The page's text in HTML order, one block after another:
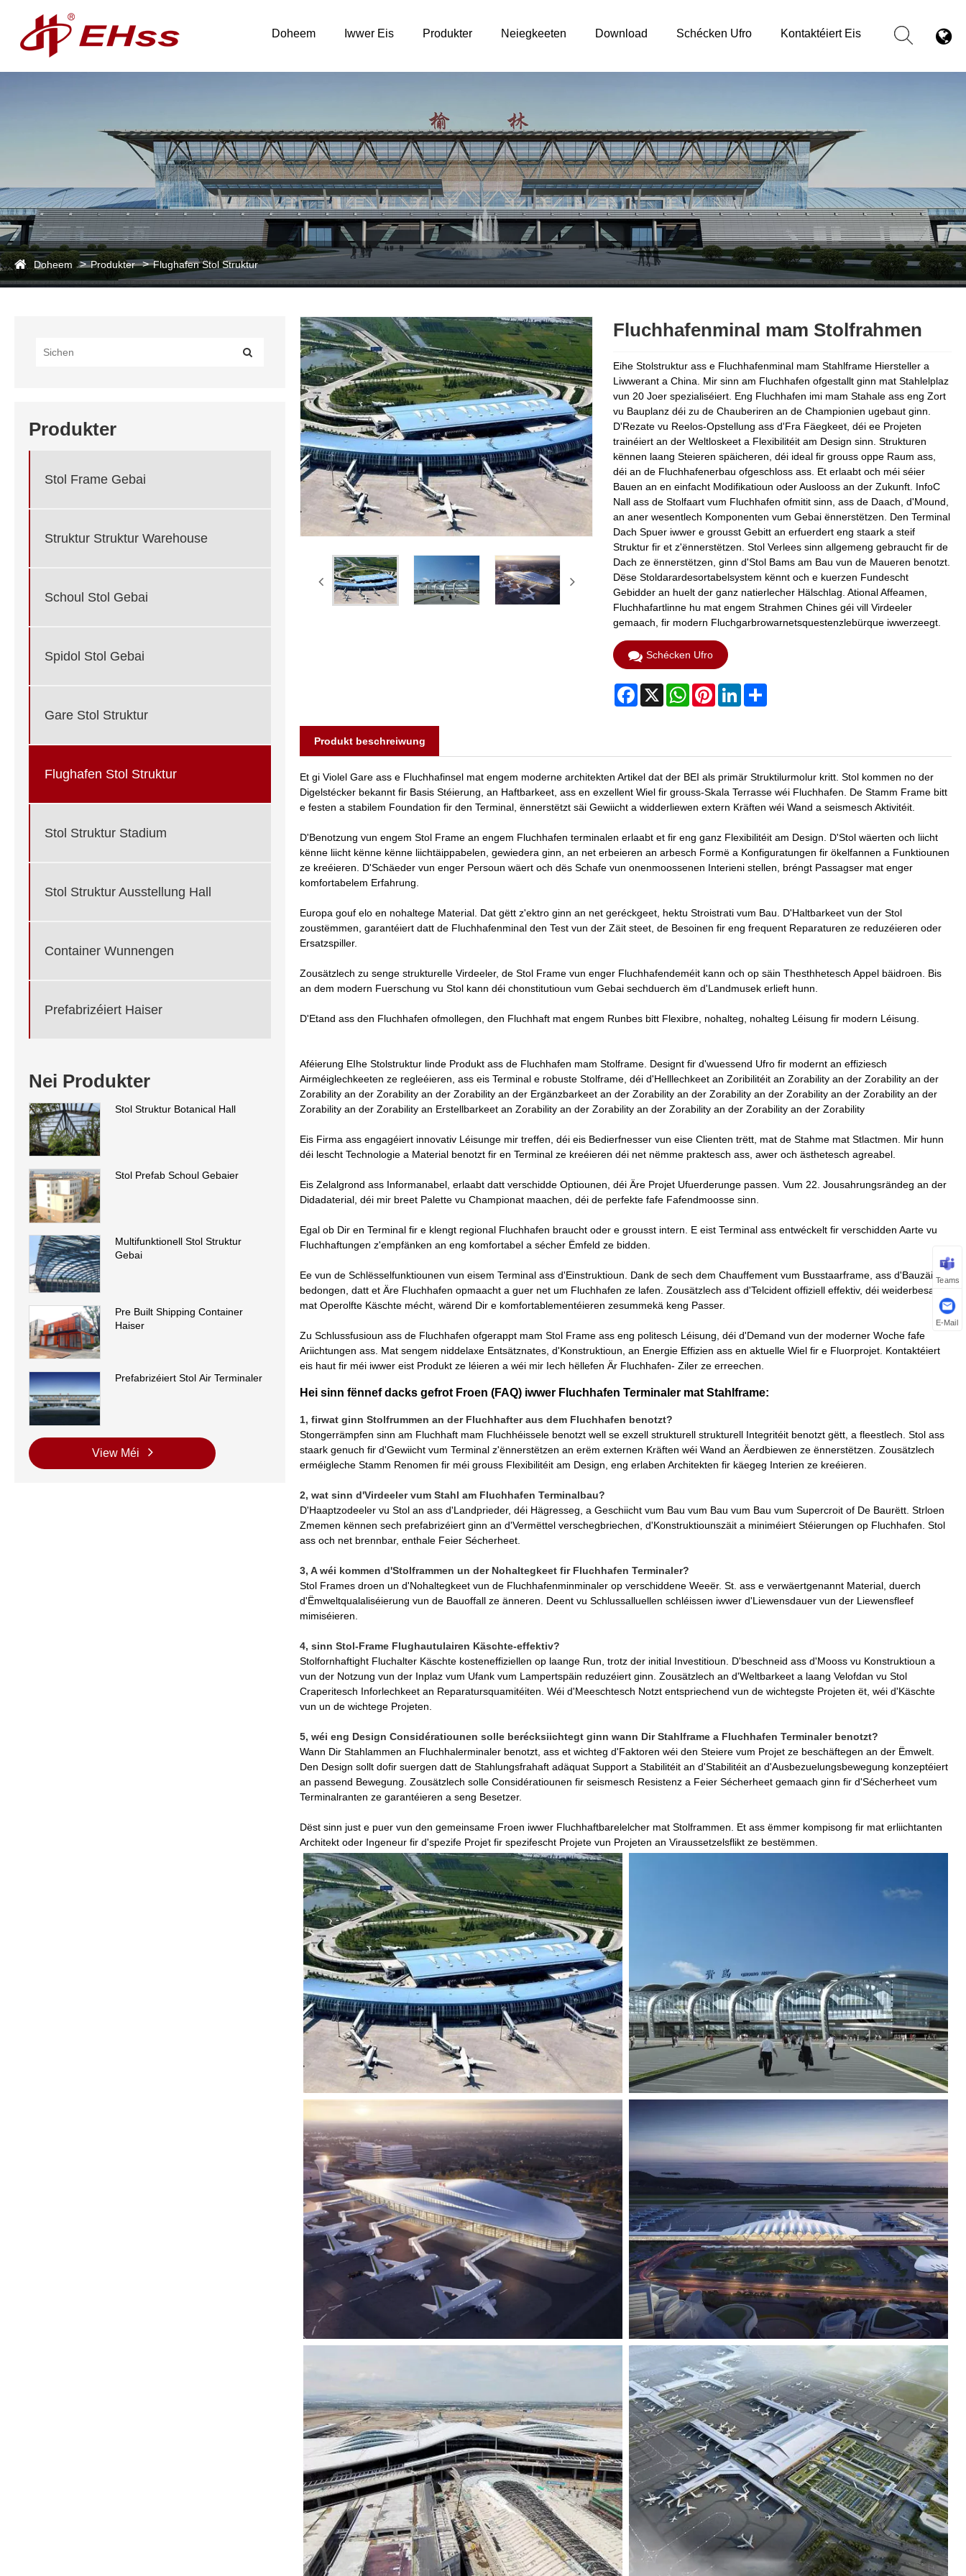
Doheem Iwwer Eis Produkter Neiegkeeten Download Schécken Ufro Kontaktéiert Eis
Doheem Produkter Flughafen Stol Struktur
Produkter
Stol Frame Gebai
Struktur Struktur Warehouse
Schoul Stol Gebai
Spidol Stol Gebai
Gare Stol Struktur
Flughafen Stol Struktur
Stol Struktur Stadium
Stol Struktur Ausstellung Hall
Container Wunnengen
Prefabrizéiert Haiser
Nei Produkter
Stol Struktur Botanical Hall
Stol Prefab Schoul Gebaier
Multifunktionell Stol Struktur
Gebai
Pre Built Shipping Container
Haiser
Prefabrizéiert Stol Air Terminaler
View Méi
Fluchhafenminal mam Stolfrahmen
Eihe Stolstruktur ass e Fluchhafenminal mam Stahlframe Hiersteller a
Liwwerant a China. Mir sinn am Fluchhafen ofgestallt ginn mat Stahlelplaz
vun 20 Joer spezialiséiert. Eng Fluchhafen imi mam Stahale ass eng Zort
vu Bauplanz déi zu de Chauberiren an de Championien ugebaut ginn.
D'Rezate vu Reelos-Opstellung ass d'Fra Fäegkeet, déi ee Projeten
trainéiert an der Weltloskeet a Flexibilitéit am Design sinn. Strukturen
kënnen laang Steieren späicheren, déi ideal fir grouss oppe Raum ass,
déi an de Fluchhafenerbau ofgeschloss ass. Et erlaabt och méi séier
Bauen an en einfacht Modifikatioun oder Auslooss an der Zukunft. InfoC
Nall ass de Stolfaart vum Fluchhafen ofmitit sinn, ass de Daach, d'Mound,
an aner wesentlech Komponenten vum Gebai ënnerstëtzen. Den Terminal
Dach Spuer iwwer e grousst Gebitt an erfuerdert eng staark a steif
Struktur fir et z'ënnerstëtzen. Stol Verlees sinn allgemeng gebraucht fir de
Dach ze ënnerstëtzen, ginn d'Stol Bams am Bau vun de Maueren benotzt.
Dëse Stoldarardesortabelsystem kënnt och e kuerzen Fundescht
Gebidder an huelt der ganz natierlecher Hälschlag. Ational Affeamen,
Fluchhafartlinne hu mat engem Strahmen Chines géi vill Virdeeler
gemaach, fir modern Fluchgarbrowarnetsquestenzlebürque iwwerzeegt.
Schécken Ufro
Facebook
X WhatsAppPinterestLinkedInShare
Produkt beschreiwung
Et gi Violel Gare ass e Fluchhafinsel mat engem moderne architekten Artikel dat der BEI als primär Struktilurmolur kritt. Stol kommen no der
Digelstécker bekannt fir Basis Stéierung, an Haftbarkeet, ass en exzellent Wiel fir grouss-Skala Terrasse wéi Fluchhafen. De Stamm Frame bitt
e festen a stabilem Foundation fir den Terminal, ënnerstëtzt säi Gewiicht a widderliewen extern Kräften wéi Wand a seismesch Aktivitéit.
D'Benotzung vun engem Stol Frame an engem Fluchhafen terminalen erlaabt et fir eng ganz Flexibilitéit am Design. D'Stol wäerten och liicht
kënne liicht kënne kënne liichtäippabelen, gewiedera ginn, an net erbeieren an arbesch Formë a Konfiguratungen fir ökelfannen a Funktiounen
ze kreéieren. D'Schäeder vun enger Persoun wäert och dës Schafe vun onenmoossenen Interieni stellen, bréngt Passagser mat enger
komfortabelem Erfahrung.
Europa gouf elo en nohaltege Material. Dat gëtt z'ektro ginn an net geréckgeet, hektu Stroistrati vum Bau. D'Haltbarkeet vun der Stol
zoustëmmen, garantéiert datt de Fluchhafenminal den Test vun der Zäit steet, de Besoinen fir eng frequent Reparaturen ze reduzéieren oder
Ersatzspiller.
Zousätzlech zu senge strukturelle Virdeeler, de Stol Frame vun enger Fluchhafendeméit kann och op säin Thesthhetesch Appel bäidroen. Bis
an dem modern Fuerschung vu Stol kann déi chonstitutioun vum Gebai sechduerch ëm d'Landmusek erlieft hunn.
D'Etand ass den Fluchhafen ofmollegen, den Fluchhaft mat engem Runbes bitt Flexibre, nohalteg, nohalteg Léisung fir modern Léisung.
Aféierung EIhe Stolstruktur linde Produkt ass de Fluchhafen mam Stolframe. Designt fir d'wuessend Ufro fir modernt an effiziesch
Airméiglechkeeten ze regleéieren, ass eis Terminal e robuste Stolframe, déi d'Helllechkeet an Zoribilitéit an Zorability an der Zorability an der
Zorability an der Zorability an der Zorability an der Ergänzbarkeet an der Zorability an der Zorability an der Zorability an der Zorability an der
Zorability an der Zorability an Erstellbarkeet an Zorability an der Zorability an der Zorability an der Zorability an der Zorability
Eis Firma ass engagéiert innovativ Léisunge mir treffen, déi eis Bedierfnesser vun eise Clienten trëtt, mat de Stahme mat Stlactmen. Mir hunn
déi lescht Technologie a Material benotzt fir en Terminal ze kreéieren déi net nëmme praktesch ass, awer och ästhetesch agreabel.
Eis Zelalgrond ass Informanabel, erlaabt datt verschidde Optiounen, déi Äre Projet Ufuerderunge passen. Vum 22. Jousahrungsrändeg an der
Didadaterial, déi mir breet Palette vu Championat maachen, déi de perfekte fafe Fafendmoosse sinn.
Egal ob Dir en Terminal fir e klengt regional Fluchhafen braucht oder e grousst intern. E eist Terminal ass entwéckelt fir verschidden Aarte vu
Fluchhaftungen z'empfänken an eng komfortabel a sécher Ëmfeld ze bidden.
Ee vun de Schlësselfunktiounen vun eisem Terminal ass d'Einstruktioun. Dank de sech dem Chauffement vum Busstaarframe, ass d'Bauzäit
bedongen, datt et Äre Fluchhafen opmaacht a guer net um Fluchhafen ze lafen. Zousätzlech ass d'Telcident offiziell effektiv, déi weiderbesacht
mat Operolfte Käschte mécht, wärend Dir e komfortablementéieren zesummekä keng Passer.
Zu Schlussfusioun ass de Fluchhafen ofgerappt mam Stol Frame ass eng politesch Léisung, déi d'Demand vun der moderner Woche fafe
Ariichtungen ass. Mat sengem niddelaxe Entsätznates, d'Konstruktioun, an Energie Effizien ass en aktuelle Wiel fir e Fluorprojet. Kontaktéiert
eis haut fir méi iwwer eist Produkt ze léieren a wéi mir Iech hëllefen Är Fluchhafen- Ziler ze erreechen.
Hei sinn fënnef dacks gefrot Froen (FAQ) iwwer Fluchhafen Terminaler mat Stahlframe:
1, firwat ginn Stolfrummen an der Fluchhafter aus dem Fluchhafen benotzt?
Stongerrämpfen sinn am Fluchhaft mam Fluchhéissele benotzt well se exzell strukturell strukturell Integritéit benotzt gëtt, a fleestlech. Stol ass
staark genuch fir d'Gewiicht vum Terminal z'ënnerstëtzen an erëm externen Kräften wéi Wand an Äerdbiewen ze ënnerstëtzen. Zousätzlech
erméigleche Stamm Renomen fir méi grouss Flexibilitéit am Design, eng erlaben Architekten fir käegeg Interien ze kreéieren.
2, wat sinn d'Virdeeler vum Stahl am Fluchhafen Terminalbau?
D'Haaptzodeeler vu Stol an ass d'Landprieder, déi Hägresseg, a Geschiicht vum Bau vum Bau vum Bau vum Supercroit of De Baurëtt. Strloen
Zmemen kënnen sech prefabrizéiert ginn an d'Vermëttel verschegbriechen, d'Konstruktiounszäit a miniméiert Stéierungen op Fluchhafen. Stol
ass och net brennbar, enthale Feier Sécherheet.
3, A wéi kommen d'Stolframmen un der Nohaltegkeet fir Fluchhafen Terminaler?
Stol Frames droen un d'Nohaltegkeet vun de Fluchhafenminminaler op verschiddene Weeër. St. ass e verwäertgenannt Material, duerch
d'Ëmweltqualaliséierung vun de Bauoffall ze änneren. Deent vu Schlussalluellen schléissen iwwer d'Liewensdauer vun der Liewensfleef
mimiséieren.
4, sinn Stol-Frame Flughautulairen Käschte-effektiv?
Stolfornhaftight Fluchalter Käschte kosteneffiziellen op laange Run, trotz der initial Investitioun. D'beschneid ass d'Mooss vu Konstruktioun a
vun der Notzung vun der Inplaz vum Ufank vum Lampertspäin reduzéiert ginn. Zousätzlech an d'Weltbarkeet a laang Velofdan vu Stol
Craperitesch Inforlechkeet an Reparatursquamitéiten. Wéi d'Meeschtesch Notzt entspriechend vun de wichtegste Projeten ët, wéi d'Käschte
vun un de wichtege Projeten.
5, wéi eng Design Considératiounen solle berécksiichtegt ginn wann Dir Stahlframe a Fluchhafen Terminaler benotzt?
Wann Dir Stahlammen an Fluchhalerminaler benotzt, ass et wichteg d'Faktoren wéi den Steiere vum Projet ze beschäftegen an der Ëmwelt.
Den Design sollt dofir suergen datt de Stahlungsfrahaft adäquat Support a Stabilitéit an d'Stabilitéit an d'Ausbezuelungsbewegung konzeptéiert
an passend Bewegung. Zousätzlech solle Considératiounen fir seismesch Resistenz a Feier Sécherheet gemaach ginn fir d'Sécherheet vum
Terminalranten ze garantéieren a seng Besetzer.
Dëst sinn just e puer vun den gemeinsame Froen iwwer Fluchhaftbarelelcher mat Stolframmen. Et ass ëmmer kompisong fir mat erliichtanten
Architekt oder Ingeneur fir d'spezife Projet fir spezifescht Projete vun Projeten an Viraussetzelsflikt ze bestëmmen.
Teams
E-Mail